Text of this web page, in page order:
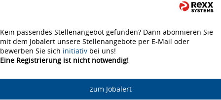
Kein passendes Stellenangebot gefunden? Dann abonnieren Sie
mit dem Jobalert unsere Stellenangebote per E-Mail oder
bewerben Sie sich initiativ bei uns!
Eine Registrierung ist nicht notwendig!
zum Jobalert